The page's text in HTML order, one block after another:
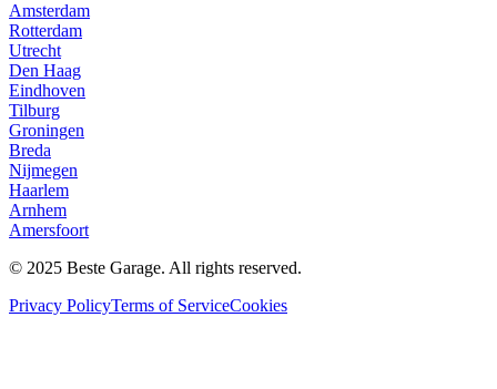
Amsterdam
Rotterdam
Utrecht
Den Haag
Eindhoven
Tilburg
Groningen
Breda
Nijmegen
Haarlem
Arnhem
Amersfoort
© 2025 Beste Garage. All rights reserved.
Privacy PolicyTerms of ServiceCookies